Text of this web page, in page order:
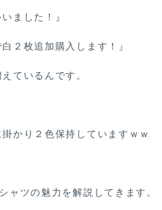
ました！』
２枚追加購入します！』
ているんです。
かり２色保持していますｗｗ
ャツの魅力を解説してきます。